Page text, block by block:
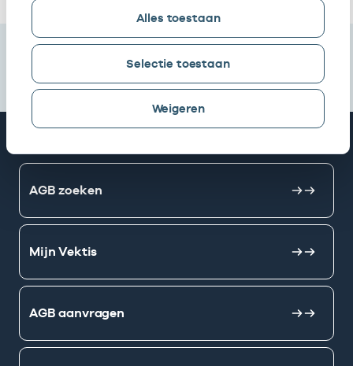
Alles toestaan
Selectie toestaan
Weigeren
AGB zoeken
Mijn Vektis
AGB aanvragen